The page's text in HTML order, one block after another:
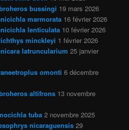
bussingi 19 mars 2026
marmorata 16 février 2026
lenticulata 10 février 2026
minckleyi 1 février 2026
latruncularium 25 janvier
omonti 6 décembre
altifrons 13 novembre
tuba 2 novembre 2025
nicaraguensis 29